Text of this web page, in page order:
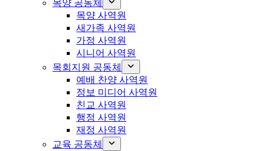
목양 공동체
목양 사역원
새가족 사역원
가정 사역원
시니어 사역원
목회지원 공동체
예배 찬양 사역원
정보 미디어 사역원
친교 사역원
행정 사역원
재정 사역원
교육 공동체